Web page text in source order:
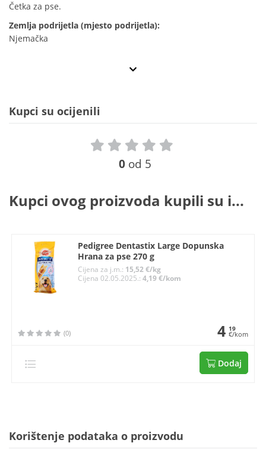
Četka za pse.
Zemlja podrijetla (mjesto podrijetla):
Njemačka
Kupci su ocijenili
0 od 5
Kupci ovog proizvoda kupili su i...
Pedigree Dentastix Large Dopunska
Hrana za pse 270 g
Cijena za j.m.: 15,52 €/kg
Cijena 02.05.2025.: 4,19 €/kom
(0) 4 19
€/kom
Dodaj
Korištenje podataka o proizvodu